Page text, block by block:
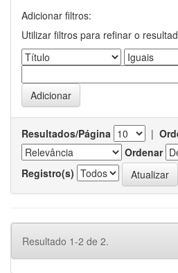
Adicionar filtros:
Utilizar filtros para refinar o
Resultados/Página |
Ordenar
Registro(s)
Resultado 1-2 de 2.